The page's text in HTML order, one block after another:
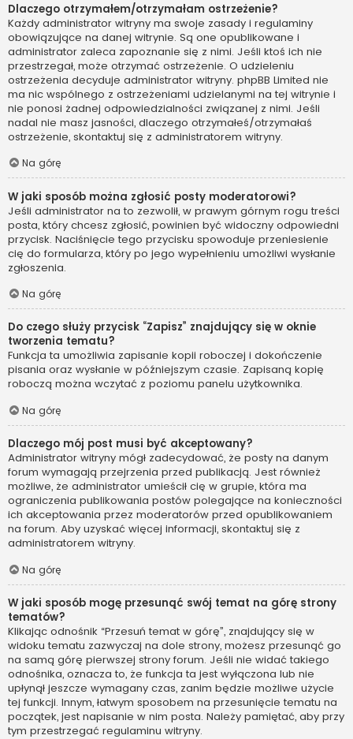
Dlaczego otrzymałem/otrzymałam ostrzeżenie?
Każdy administrator witryny ma swoje zasady i regulaminy
obowiązujące na danej witrynie. Są one opublikowane i
administrator zaleca zapoznanie się z nimi. Jeśli ktoś ich nie
przestrzegał, może otrzymać ostrzeżenie. O udzieleniu
ostrzeżenia decyduje administrator witryny. phpBB Limited nie
ma nic wspólnego z ostrzeżeniami udzielanymi na tej witrynie i
nie ponosi żadnej odpowiedzialności związanej z nimi. Jeśli
nadal nie masz jasności, dlaczego otrzymałeś/otrzymałaś
ostrzeżenie, skontaktuj się z administratorem witryny.
Na górę
W jaki sposób można zgłosić posty moderatorowi?
Jeśli administrator na to zezwolił, w prawym górnym rogu treści
posta, który chcesz zgłosić, powinien być widoczny odpowiedni
przycisk. Naciśnięcie tego przycisku spowoduje przeniesienie
cię do formularza, który po jego wypełnieniu umożliwi wysłanie
zgłoszenia.
Na górę
Do czego służy przycisk “Zapisz” znajdujący się w oknie
tworzenia tematu?
Funkcja ta umożliwia zapisanie kopii roboczej i dokończenie
pisania oraz wysłanie w późniejszym czasie. Zapisaną kopię
roboczą można wczytać z poziomu panelu użytkownika.
Na górę
Dlaczego mój post musi być akceptowany?
Administrator witryny mógł zadecydować, że posty na danym
forum wymagają przejrzenia przed publikacją. Jest również
możliwe, że administrator umieścił cię w grupie, która ma
ograniczenia publikowania postów polegające na konieczności
ich akceptowania przez moderatorów przed opublikowaniem
na forum. Aby uzyskać więcej informacji, skontaktuj się z
administratorem witryny.
Na górę
W jaki sposób mogę przesunąć swój temat na górę strony
tematów?
Klikając odnośnik “Przesuń temat w górę”, znajdujący się w
widoku tematu zazwyczaj na dole strony, możesz przesunąć go
na samą górę pierwszej strony forum. Jeśli nie widać takiego
odnośnika, oznacza to, że funkcja ta jest wyłączona lub nie
upłynął jeszcze wymagany czas, zanim będzie możliwe użycie
tej funkcji. Innym, łatwym sposobem na przesunięcie tematu na
początek, jest napisanie w nim posta. Należy pamiętać, aby przy
tym przestrzegać regulaminu witryny.